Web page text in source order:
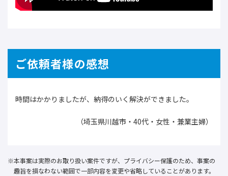
ご依頼者様の感想
時間はかかりましたが、納得のいく解決ができました。
（埼玉県川越市・40代・女性・兼業主婦）
本事案は実際のお取り扱い案件ですが、プライバシー保護のため、事案の
趣旨を損なわない範囲で一部内容を変更や省略していることがあります。